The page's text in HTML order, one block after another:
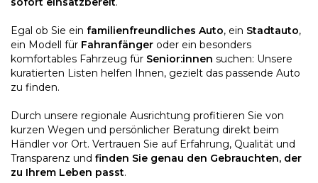
Egal ob Sie ein familienfreundliches Auto, ein Stadtauto,
ein Modell für Fahranfänger oder ein besonders
komfortables Fahrzeug für Senior:innen suchen: Unsere
kuratierten Listen helfen Ihnen, gezielt das passende Auto
zu finden.
Durch unsere regionale Ausrichtung profitieren Sie von
kurzen Wegen und persönlicher Beratung direkt beim
Händler vor Ort. Vertrauen Sie auf Erfahrung, Qualität und
Transparenz und finden Sie genau den Gebrauchten, der
zu Ihrem Leben passt.